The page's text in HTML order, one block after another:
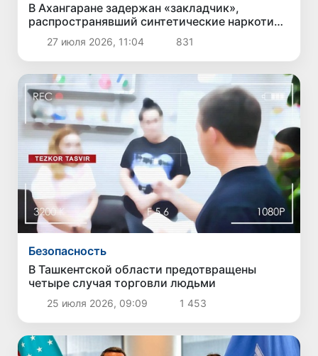
В Ахангаране задержан «закладчик»,
распространявший синтетические наркотики
через 300 тайников
27 июля 2026, 11:04 831
Безопасность
В Ташкентской области предотвращены
четыре случая торговли людьми
25 июля 2026, 09:09 1 453